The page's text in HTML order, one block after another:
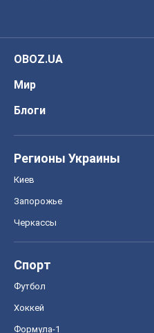
OBOZ.UA
Мир
Блоги
Регионы Украины
Киев
Запорожье
Черкассы
Спорт
Футбол
Хоккей
Формула-1